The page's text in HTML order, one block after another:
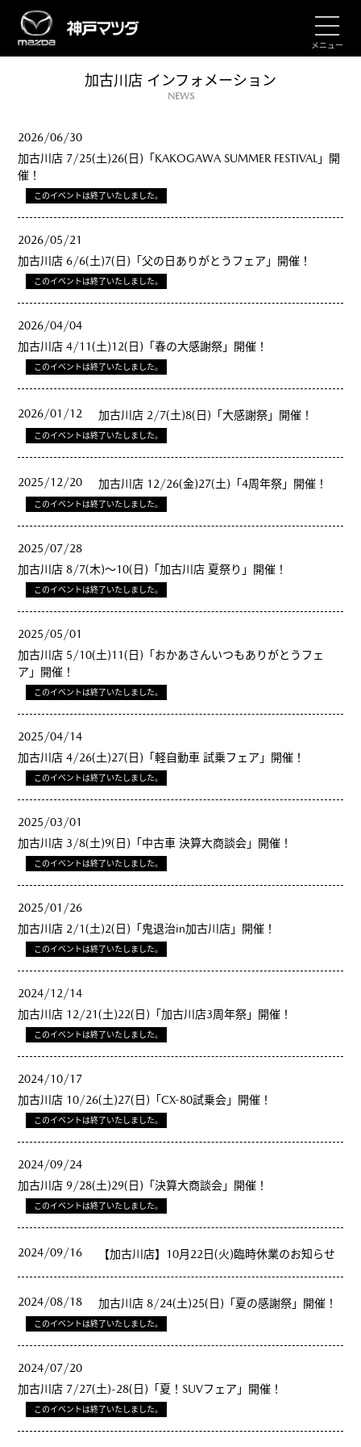
メニュー
加古川店 インフォメーション
NEWS
2026/06/30
加古川店 7/25(土)26(日)「KAKOGAWA SUMMER FESTIVAL」開
催！
このイベントは終了いたしました。
2026/05/21
加古川店 6/6(土)7(日)「父の日ありがとうフェア」開催！
このイベントは終了いたしました。
2026/04/04
加古川店 4/11(土)12(日)「春の大感謝祭」開催！
このイベントは終了いたしました。
2026/01/12 加古川店 2/7(土)8(日)「大感謝祭」開催！
このイベントは終了いたしました。
2025/12/20 加古川店 12/26(金)27(土)「4周年祭」開催！
このイベントは終了いたしました。
2025/07/28
加古川店 8/7(木)～10(日)「加古川店 夏祭り」開催！
このイベントは終了いたしました。
2025/05/01
加古川店 5/10(土)11(日)「おかあさんいつもありがとうフェ
ア」開催！
このイベントは終了いたしました。
2025/04/14
加古川店 4/26(土)27(日)「軽自動車 試乗フェア」開催！
このイベントは終了いたしました。
2025/03/01
加古川店 3/8(土)9(日)「中古車 決算大商談会」開催！
このイベントは終了いたしました。
2025/01/26
加古川店 2/1(土)2(日)「鬼退治in加古川店」開催！
このイベントは終了いたしました。
2024/12/14
加古川店 12/21(土)22(日)「加古川店3周年祭」開催！
このイベントは終了いたしました。
2024/10/17
加古川店 10/26(土)27(日)「CX-80試乗会」開催！
このイベントは終了いたしました。
2024/09/24
加古川店 9/28(土)29(日)「決算大商談会」開催！
このイベントは終了いたしました。
2024/09/16 【加古川店】10月22日(火)臨時休業のお知らせ
2024/08/18 加古川店 8/24(土)25(日)「夏の感謝祭」開催！
このイベントは終了いたしました。
2024/07/20
加古川店 7/27(土)-28(日)「夏！SUVフェア」開催！
このイベントは終了いたしました。